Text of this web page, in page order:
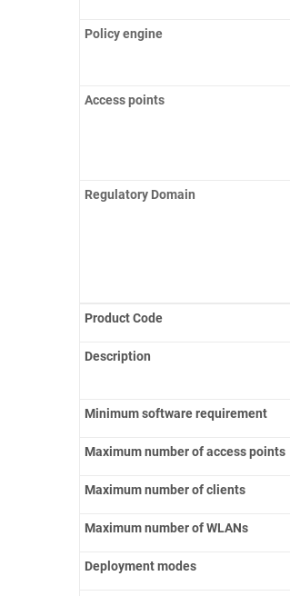
Policy engine
Access points
Regulatory Domain
Product Code
Description
Minimum software requirement
Maximum number of access points
Maximum number of clients
Maximum number of WLANs
Deployment modes